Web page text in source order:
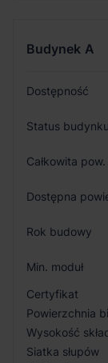
Budynek A
Dostępność
Status budynku
Całkowita pow.
Dostępna
Rok budowy
Min. moduł
Certyfikat
Powierzchnia
Wysokość
Siatka słupów